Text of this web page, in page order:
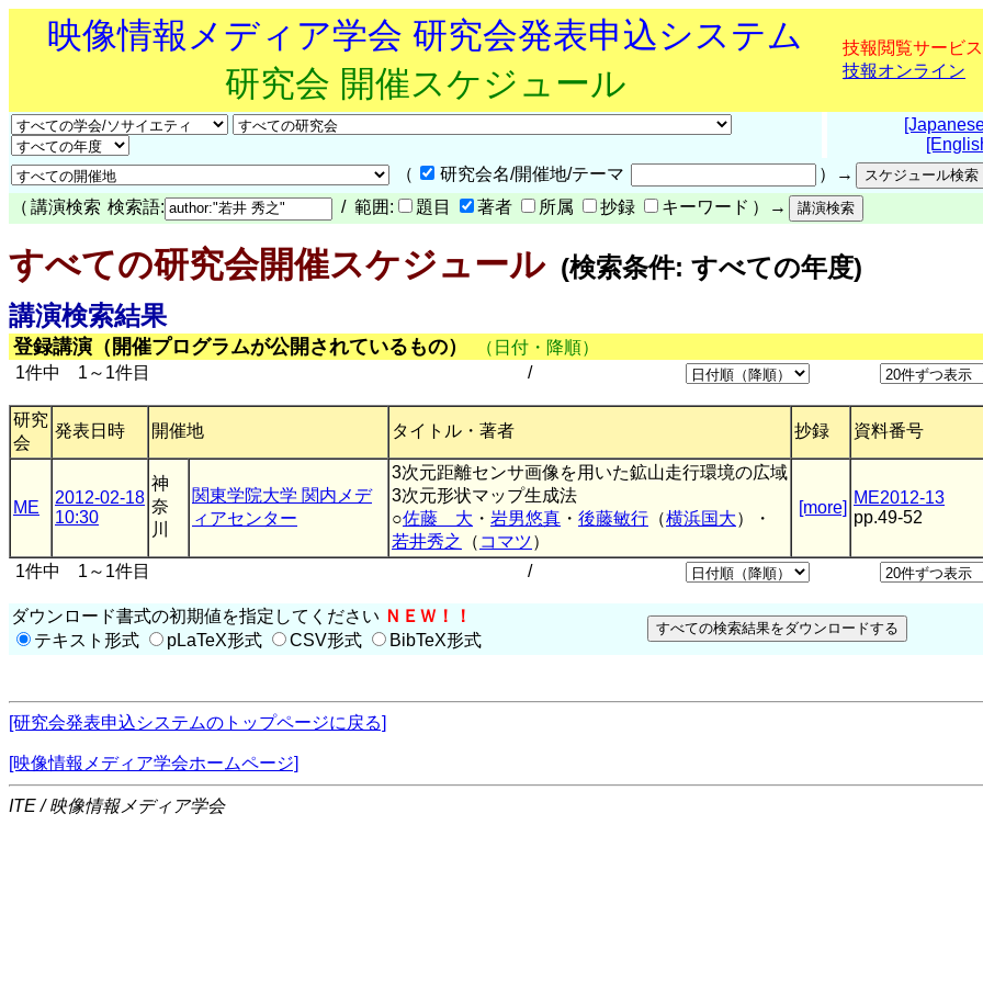
映像情報メディア学会 研究会発表申込システム
研究会 開催スケジュール
技報閲覧サービス
技報オンライン
（
研究会名/開催地/テーマ
）→
（ 講演検索 検索語: / 範囲: 題目 著者 所属 抄録 キーワード ）→
すべての研究会開催スケジュール(検索条件: すべての年度)
講演検索結果
登録講演（開催プログラムが公開されているもの）
（日付・降順）
1件中 1～1件目
/
研究
会
発表日時 開催地 タイトル・著者 抄録 資料番号
ME
2012-02-18
10:30
神
奈
川
関東学院大学 関内メデ
ィアセンター
3次元距離センサ画像を用いた鉱山走行環境の広域
3次元形状マップ生成法
○佐藤 大 ・ 岩男悠真 ・ 後藤敏行 （横浜国大）・
若井秀之
（ コマツ）
[more]
ME2012-13
pp.49-52
1件中 1～1件目 /
ダウンロード書式の初期値を指定してください ＮＥＷ！！
テキスト形式
pLaTeX形式 CSV形式 BibTeX形式
[研究会発表申込システムのトップページに戻る]
[映像情報メディア学会ホームページ]
ITE / 映像情報メディア学会